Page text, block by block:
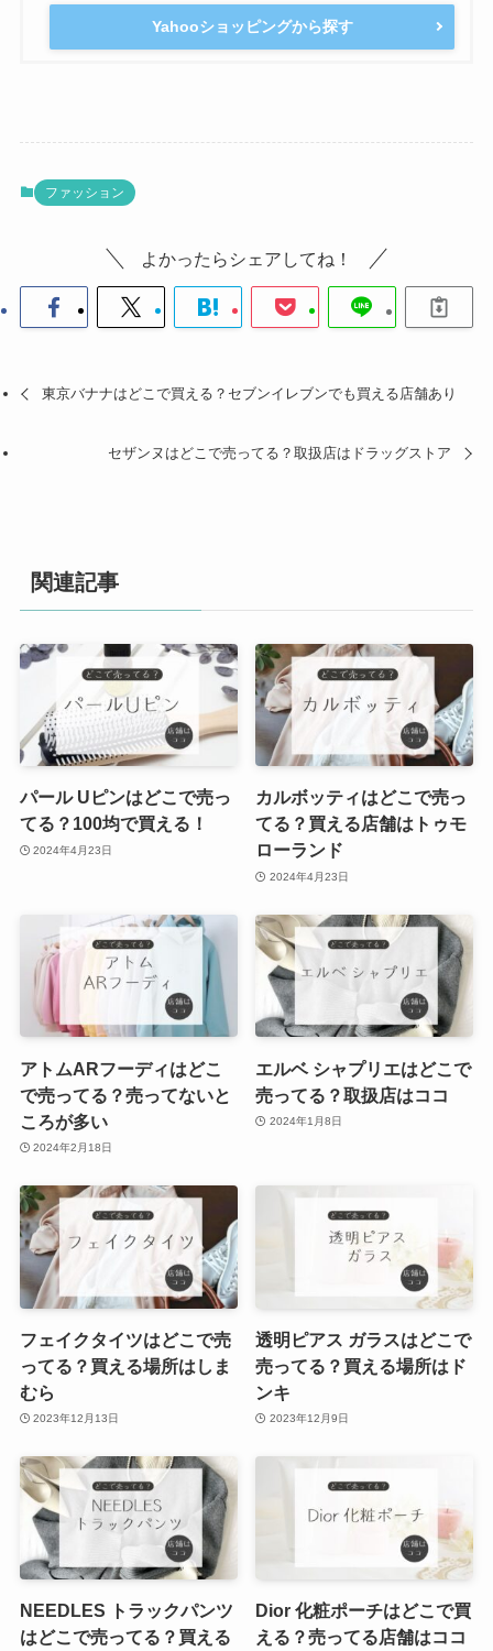
Yahooショッピングから探す
ファッション
よかったらシェアしてね！
東京バナナはどこで買える？セブンイレブンでも買える店舗あり
セザンヌはどこで売ってる？取扱店はドラッグストア
関連記事
パール Uピンはどこで売っ
てる？100均で買える！
2024年4月23日
カルボッティはどこで売っ
てる？買える店舗はトゥモ
ローランド
2024年4月23日
アトムARフーディはどこ
で売ってる？売ってないと
ころが多い
2024年2月18日
エルベ シャプリエはどこで
売ってる？取扱店はココ
2024年1月8日
フェイクタイツはどこで売
ってる？買える場所はしま
むら
2023年12月13日
透明ピアス ガラスはどこで
売ってる？買える場所はド
ンキ
2023年12月9日
NEEDLES トラックパンツ
はどこで売ってる？買える
Dior 化粧ポーチはどこで買
える？売ってる店舗はココ